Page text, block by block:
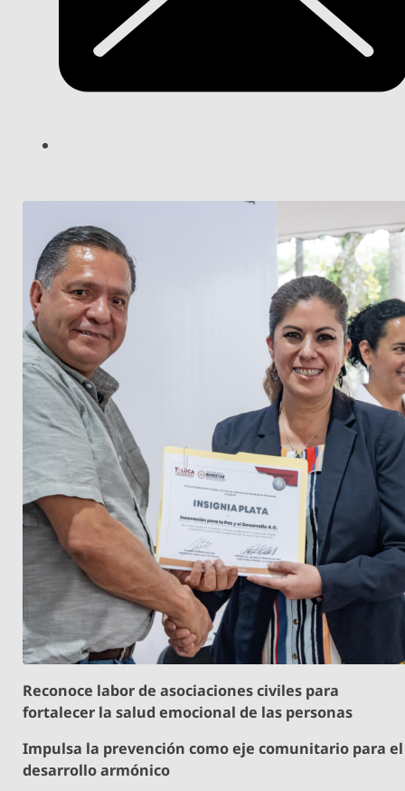
Reconoce labor de asociaciones civiles para
fortalecer la salud emocional de las personas
Impulsa la prevención como eje comunitario para el
desarrollo armónico